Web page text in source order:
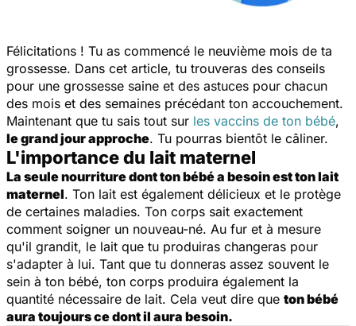
Félicitations ! Tu as commencé le neuvième mois de ta
grossesse. Dans cet article, tu trouveras des conseils
pour une grossesse saine et des astuces pour chacun
des mois et des semaines précédant ton accouchement.
Maintenant que tu sais tout sur les vaccins de ton bébé,
le grand jour approche. Tu pourras bientôt le câliner.
L'importance du lait maternel
La seule nourriture dont ton bébé a besoin est ton lait
maternel. Ton lait est également délicieux et le protège
de certaines maladies. Ton corps sait exactement
comment soigner un nouveau-né. Au fur et à mesure
qu'il grandit, le lait que tu produiras changeras pour
s'adapter à lui. Tant que tu donneras assez souvent le
sein à ton bébé, ton corps produira également la
quantité nécessaire de lait. Cela veut dire que ton bébé
aura toujours ce dont il aura besoin.